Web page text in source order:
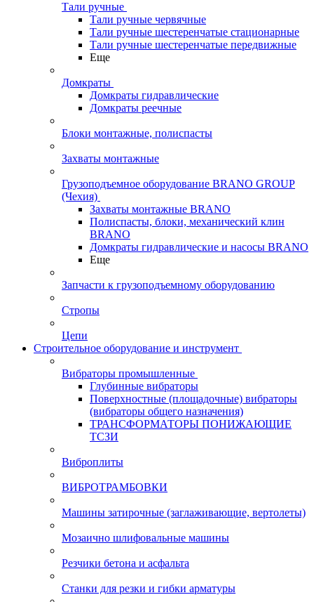
Тали ручные
Тали ручные червячные
Тали ручные шестеренчатые стационарные
Тали ручные шестеренчатые передвижные
Еще
Домкраты
Домкраты гидравлические
Домкраты реечные
Блоки монтажные, полиспасты
Захваты монтажные
Грузоподъемное оборудование BRANO GROUP
(Чехия)
Захваты монтажные BRANO
Полиспасты, блоки, механический клин
BRANO
Домкраты гидравлические и насосы BRANO
Еще
Запчасти к грузоподъемному оборудованию
Стропы
Цепи
Строительное оборудование и инструмент
Вибраторы промышленные
Глубинные вибраторы
Поверхностные (площадочные) вибраторы
(вибраторы общего назначения)
ТРАНСФОРМАТОРЫ ПОНИЖАЮЩИЕ
ТСЗИ
Виброплиты
ВИБРОТРАМБОВКИ
Машины затирочные (заглаживающие, вертолеты)
Мозаично шлифовальные машины
Резчики бетона и асфальта
Станки для резки и гибки арматуры